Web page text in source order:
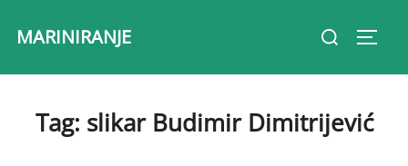
MARINIRANJE
Search
Tag: slikar Budimir Dimitrijević